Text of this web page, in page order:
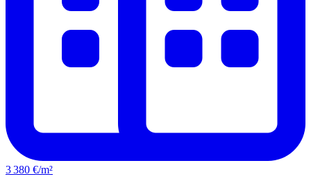
3 380 €/m²